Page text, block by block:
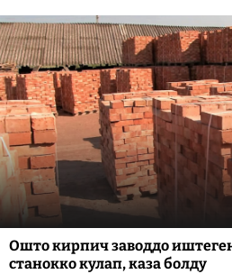
Ошто кирпич заводдо
станокко кулап, каза болду